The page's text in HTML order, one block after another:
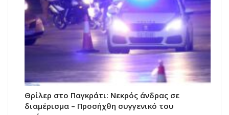
Θρίλερ στο Παγκράτι: Νεκρός άνδρας σε
διαμέρισμα – Προσήχθη συγγενικό του